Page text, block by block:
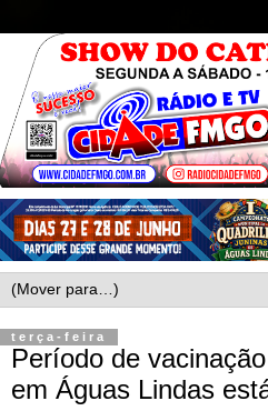
terça-feira
Período de
em Águas Lindas